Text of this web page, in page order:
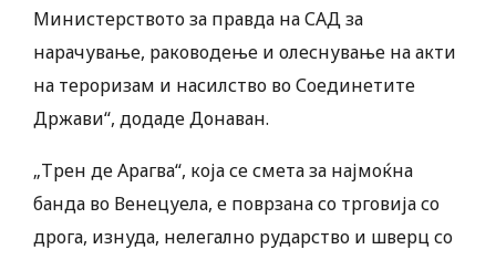
Министерството за правда на САД за
нарачување, раководење и олеснување на акти
на тероризам и насилство во Соединетите
Држави“, додаде Донаван.
„Трен де Арагва“, која се смета за најмоќна
банда во Венецуела, е поврзана со трговија со
дрога, изнуда, нелегално рударство и шверц со